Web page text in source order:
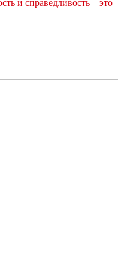
и справедливость – это